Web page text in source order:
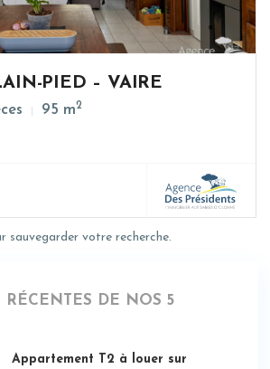
PIED – VAIRE
95 m2
sauvegarder votre recherche.
DE NOS 5
Appartement T2 à louer sur